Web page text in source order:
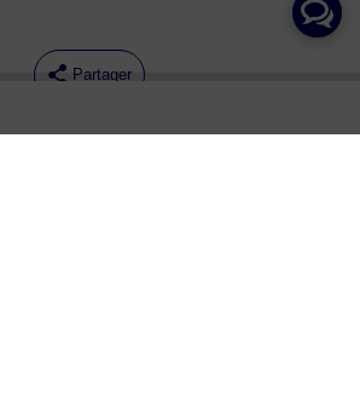
Partager